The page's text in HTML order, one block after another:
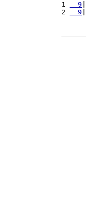
1
  9
2
  9